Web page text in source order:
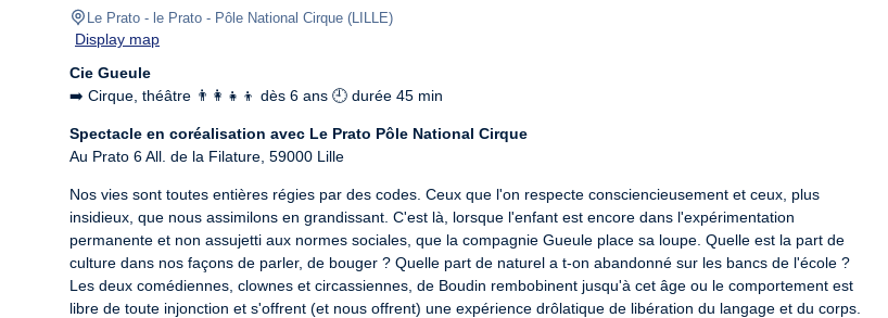
Le Prato - le Prato - Pôle National Cirque (LILLE)
Display map
Cie Gueule
➡️ Cirque, théâtre 👨‍👩‍👧‍👦 dès 6 ans 🕘 durée 45 min
Spectacle en coréalisation avec Le Prato Pôle National Cirque
Au Prato 6 All. de la Filature, 59000 Lille
Nos vies sont toutes entières régies par des codes. Ceux que l'on respecte consciencieusement et ceux, plus
insidieux, que nous assimilons en grandissant. C'est là, lorsque l'enfant est encore dans l'expérimentation
permanente et non assujetti aux normes sociales, que la compagnie Gueule place sa loupe. Quelle est la part de
culture dans nos façons de parler, de bouger ? Quelle part de naturel a t-on abandonné sur les bancs de l'école ?
Les deux comédiennes, clownes et circassiennes, de Boudin rembobinent jusqu'à cet âge ou le comportement est
libre de toute injonction et s'offrent (et nous offrent) une expérience drôlatique de libération du langage et du corps.